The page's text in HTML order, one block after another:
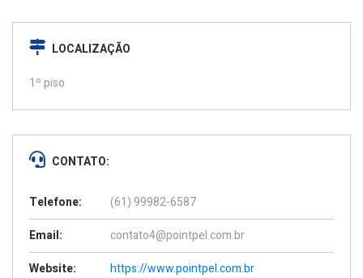
LOCALIZAÇÃO
1º piso
CONTATO:
Telefone:
(61) 99982-6587
Email:
contato4@pointpel.com.br
Website:
https://www.pointpel.com.br